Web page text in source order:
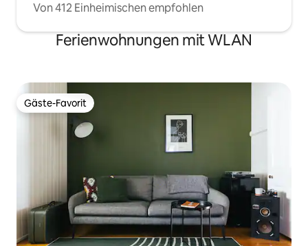
Von 412 Einheimischen empfohlen
Ferienwohnungen mit WLAN
Gäste-Favorit
Gäste-Favorit